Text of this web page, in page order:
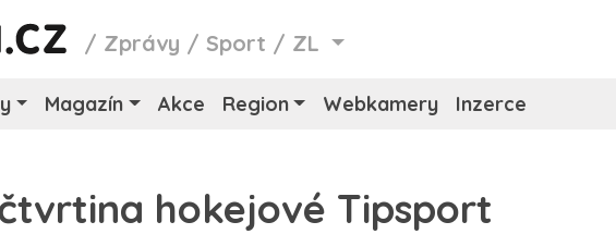
/ Zprávy /Sport / ZL
Magazín Akce Region Webkamery Inzerce
hokejové Tipsport